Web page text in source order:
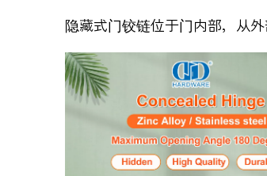
隐藏式门铰链位于门内部，从